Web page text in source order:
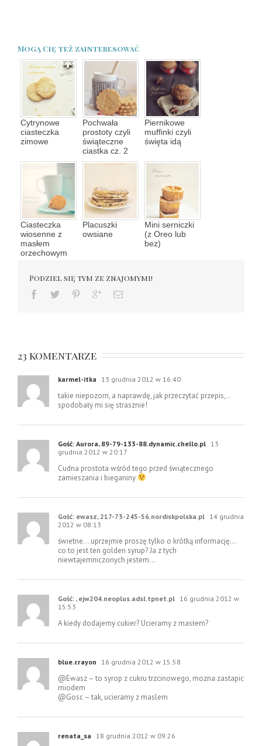
Mogą Cię też zainteresować
Cytrynowe
ciasteczka
zimowe
Pochwała
prostoty czyli
świąteczne
ciastka cz. 2
Piernikowe
muffinki czyli
święta idą
Ciasteczka
wiosenne z
masłem
orzechowym
Placuszki
owsiane
Mini serniczki
(z Oreo lub
bez)
Podziel się tym ze znajomymi!
23 komentarze
karmel-itka 13 grudnia 2012 w 16:40
takie niepozorn, a naprawdę, jak przeczytać przepis,..
spodobały mi się strasznie!
Gość: Aurora, 89-79-133-88.dynamic.chello.pl 13
grudnia 2012 w 20:17
Cudna prostota wśród tego przed świątecznego
zamieszania i bieganiny
Gość: ewasz, 217-73-245-56.nordiskpolska.pl 14 grudnia
2012 w 08:13
świetne… uprzejmie proszę tylko o krótką informację…
co to jest ten golden syrup? Ja z tych
niewtajemniczonych jestem…
Gość: , ejw204.neoplus.adsl.tpnet.pl 16 grudnia 2012 w
15:53
A kiedy dodajemy cukier? Ucieramy z masłem?
blue.crayon 16 grudnia 2012 w 15:58
@Ewasz – to syrop z cukru trzcinowego, mozna zastapic
miodem
@Gosc – tak, ucieramy z maslem
renata_sa 18 grudnia 2012 w 09:26